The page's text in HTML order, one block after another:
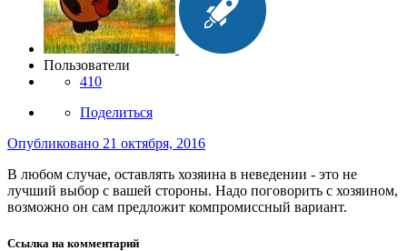
Пользователи
410
Поделиться
Опубликовано 21 октября, 2016
В любом случае, оставлять хозяина в неведении - это не
лучший выбор с вашей стороны. Надо поговорить с хозяином,
возможно он сам предложит компромиссный вариант.
Ссылка на комментарий